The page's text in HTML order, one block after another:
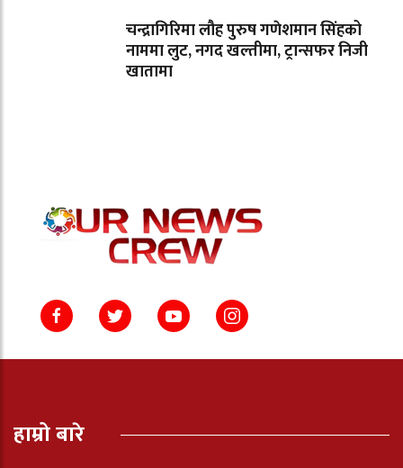
चन्द्रागिरिमा लौह पुरुष गणेशमान सिंहको
नाममा लुट, नगद खल्तीमा, ट्रान्सफर निजी
खातामा
हाम्रो बारे